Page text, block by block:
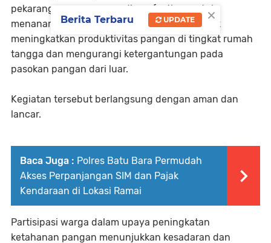
pekarangan warga yang dimanfaatkan untuk
menanam jagung. Inisiatif ini bertujuan untuk
meningkatkan produktivitas pangan di tingkat rumah
tangga dan mengurangi ketergantungan pada
pasokan pangan dari luar.
Kegiatan tersebut berlangsung dengan aman dan
lancar.
Baca Juga : Polres Batu Bara Permudah
Akses Perpanjangan SIM dan Pajak
Kendaraan di Lokasi Ramai
Partisipasi warga dalam upaya peningkatan
ketahanan pangan menunjukkan kesadaran dan
×
Berita Terbaru UPDATE